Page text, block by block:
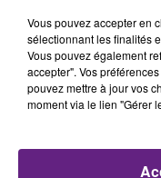
compteur
Vous pouvez accepter en
sélectionnant les finalités
Vous pouvez également
accepter". Vos
pouvez mettre à jour vos
moment via le lien "Gérer